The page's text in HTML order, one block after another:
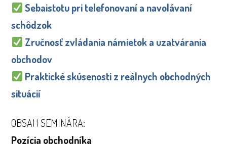
Sebaistotu pri telefonovaní a navolávaní
schôdzok
Zručnosť zvládania námietok a uzatvárania
obchodov
Praktické skúsenosti z reálnych obchodných
situácií
OBSAH SEMINÁRA:
Pozícia obchodníka